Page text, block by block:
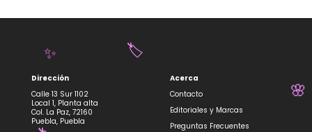
Dirección
Calle 13 Sur 1102
Local 1, Planta alta
Col. La Paz, 72160
Puebla, Puebla
Acerca
Contacto
Editoriales y Marcas
Preguntas Frecuentes